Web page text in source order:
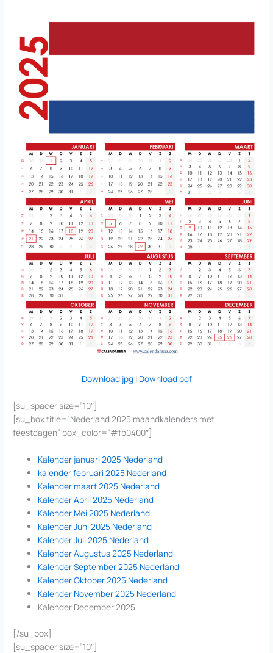
Download jpg| Download pdf
[su_spacer size=”10″]
[su_box title=”Nederland 2025 maandkalenders met
feestdagen” box_color=”#fb0400″]
Kalender januari 2025 Nederland
kalender februari 2025 Nederland
Kalender maart 2025 Nederland
Kalender April 2025 Nederland
Kalender Mei 2025 Nederland
Kalender Juni 2025 Nederland
Kalender Juli 2025 Nederland
Kalender Augustus 2025 Nederland
Kalender September 2025 Nederland
Kalender Oktober 2025 Nederland
Kalender November 2025 Nederland
Kalender December 2025
[/su_box]
[su_spacer size=”10″]